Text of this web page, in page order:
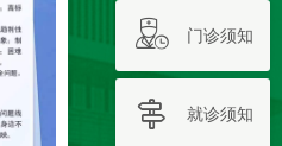
 门诊须知
 就诊须知